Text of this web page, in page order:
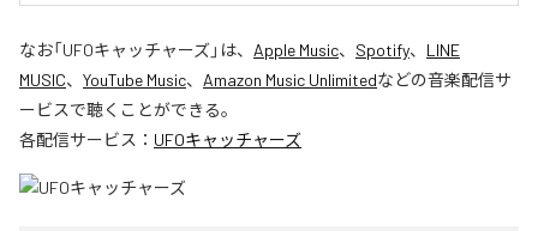
なお「UFOキャッチャーズ」は、 Apple Music、 Spotify、 LINE
MUSIC、 YouTube Music、 Amazon Music Unlimitedなどの音楽配信サ
ービスで聴くことができる。
各配信サービス： UFOキャッチャーズ